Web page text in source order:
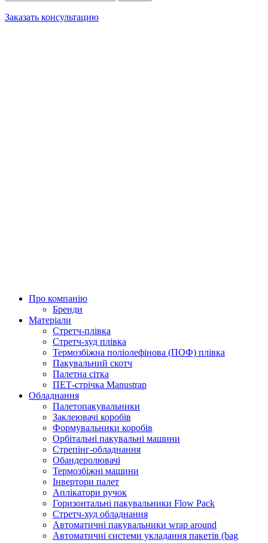
Заказать консультацию
Про компанію
Бренди
Матеріали
Стретч-плівка
Стретч-худ плівка
Термозбіжна поліолефінова (ПОФ) плівка
Пакувальний скотч
Палетна сітка
ПЕТ-стрічка Manustrap
Обладнання
Палетопакувальники
Заклеювачі коробів
Формувальники коробів
Орбітальні пакувальні машини
Стрепінг-обладнання
Обандеролювачі
Термозбіжні машини
Інвертори палет
Аплікатори ручок
Горизонтальні пакувальники Flow Pack
Стретч-худ обладнання
Автоматичні пакувальники wrap around
Автоматичні системи укладання пакетів (bag